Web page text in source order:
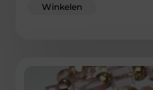
Winkelen